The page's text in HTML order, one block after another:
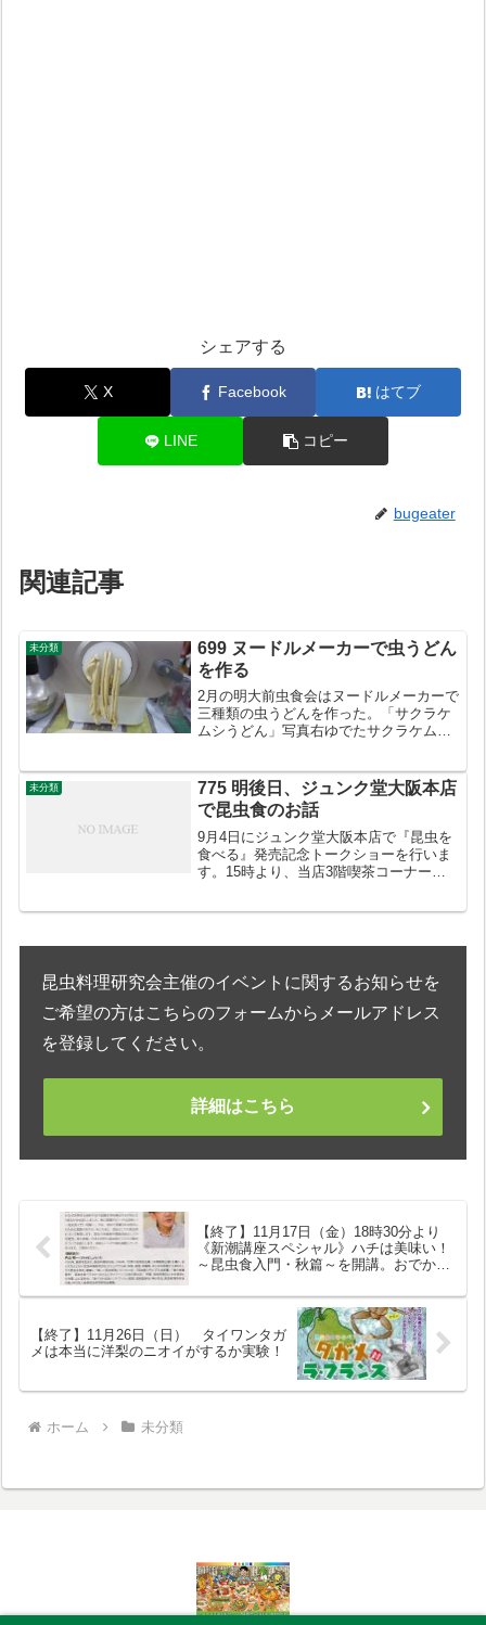
シェアする
X Facebook はてブ
LINE コピー
bugeater
関連記事
未分類
699 ヌードルメーカーで虫うどん
を作る
2月の明大前虫食会はヌードルメーカーで
三種類の虫うどんを作った。「サクラケ
ムシうどん」写真右ゆでたサクラケムシ
蛹を粉状にし、桑の葉パウダーも加えて
小麦粉に混ぜた生地「タ...
未分類
775 明後日、ジュンク堂大阪本店
で昆虫食のお話
9月4日にジュンク堂大阪本店で『昆虫を
食べる』発売記念トークショーを行いま
す。15時より、当店3階喫茶コーナーに
昆虫料理研究会主催のイベントに関するお知らせを
ご希望の方はこちらのフォームからメールアドレス
を登録してください。
詳細はこちら
【終了】11月17日（金）18時30分より
《新潮講座スペシャル》ハチは美味い！
～昆虫食入門・秋篇～を開講。おでかけ
【終了】11月26日（日） タイワンタガ
メは本当に洋梨のニオイがするか実験！
ホーム 未分類